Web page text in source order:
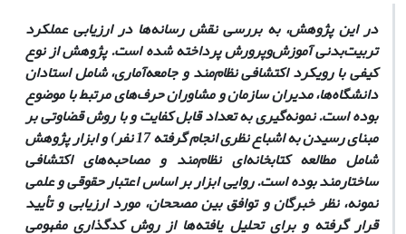
در این پژوهش، به بررسی نقش رسانه‌ها در ارزیابی عملکرد
تربیت‌بدنی آموزش‌و‎پرورش پرداخته شده است. پژوهش از نوع
کیفی با رویکرد اکتشافی نظام‌مند و جامعه‌آماری، شامل استادان
دانشگاه‌ها، مدیران سازمان و مشاوران حرف‌های مرتبط با موضوع
بوده است. نمونه‌گیری به تعداد قابل کفایت و با روش قضاوتی بر
مبنای رسیدن به اشباع نظری انجام گرفته 17 نفر) و ابزار پژوهش
شامل مطالعه کتابخانه‌ای نظام‌مند و مصاحبه‌های اکتشافی
ساختارمند بوده است. روایی ابزار بر اساس اعتبار حقوقی و علمی
نمونه، نظر خبرگان و توافق بین مصححان،‌ مورد ارزیابی و تأیید
قرار گرفته و برای تحلیل یافته‌ها از روش کدگذاری مفهومی